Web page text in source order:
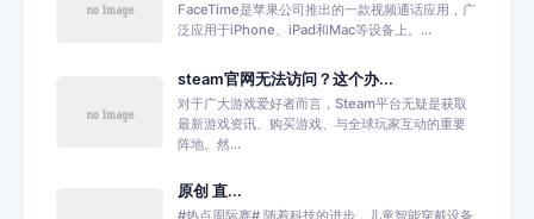
FaceTime是苹果公司推出的一款视频通话应用，广
泛应用于iPhone、iPad和Mac等设备上。...
steam官网无法访问？这个办...
对于广大游戏爱好者而言，Steam平台无疑是获取
最新游戏资讯、购买游戏、与全球玩家互动的重要
阵地。然...
原创 直...
#热点周际赛# 随着科技的进步，儿童智能穿戴设备